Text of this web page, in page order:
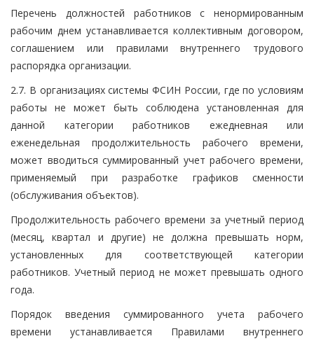
Перечень должностей работников с ненормированным
рабочим днем устанавливается коллективным договором,
соглашением или правилами внутреннего трудового
распорядка организации.
2.7. В организациях системы ФСИН России, где по условиям
работы не может быть соблюдена установленная для
данной категории работников ежедневная или
еженедельная продолжительность рабочего времени,
может вводиться суммированный учет рабочего времени,
применяемый при разработке графиков сменности
(обслуживания объектов).
Продолжительность рабочего времени за учетный период
(месяц, квартал и другие) не должна превышать норм,
установленных для соответствующей категории
работников. Учетный период не может превышать одного
года.
Порядок введения суммированного учета рабочего
времени устанавливается Правилами внутреннего